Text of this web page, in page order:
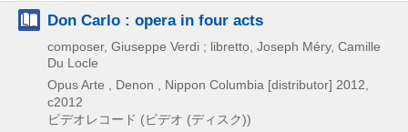
Don Carlo : opera in four acts
composer, Giuseppe Verdi ; libretto, Joseph Méry, Camille
Du Locle
Opus Arte , Denon , Nippon Columbia [distributor] 2012,
c2012
ビデオレコード (ビデオ (ディスク))